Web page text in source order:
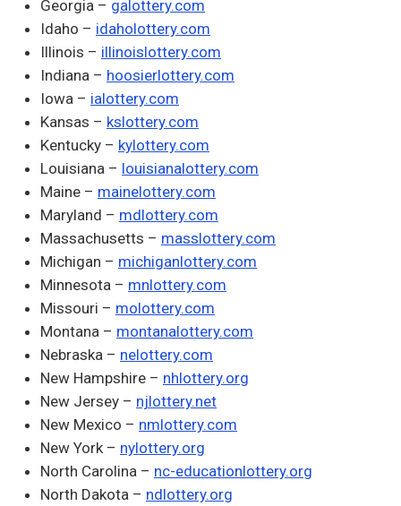
Georgia – galottery.com
Idaho – idaholottery.com
Illinois – illinoislottery.com
Indiana – hoosierlottery.com
Iowa – ialottery.com
Kansas – kslottery.com
Kentucky – kylottery.com
Louisiana – louisianalottery.com
Maine – mainelottery.com
Maryland – mdlottery.com
Massachusetts – masslottery.com
Michigan – michiganlottery.com
Minnesota – mnlottery.com
Missouri – molottery.com
Montana – montanalottery.com
Nebraska – nelottery.com
New Hampshire – nhlottery.org
New Jersey – njlottery.net
New Mexico – nmlottery.com
New York – nylottery.org
North Carolina – nc-educationlottery.org
North Dakota – ndlottery.org